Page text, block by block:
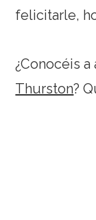
felicitarle,
¿Conocéis
Thurston?